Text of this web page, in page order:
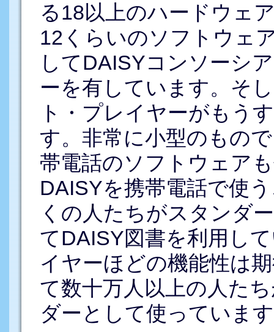
る18以上のハードウェ
12くらいのソフトウェ
してDAISYコンソーシ
ーを有しています。そ
ト・プレイヤーがもう
す。非常に小型のもの
帯電話のソフトウェア
DAISYを携帯電話で使
くの人たちがスタンダ
てDAISY図書を利用し
イヤーほどの機能性は
て数十万人以上の人た
ダーとして使っていま